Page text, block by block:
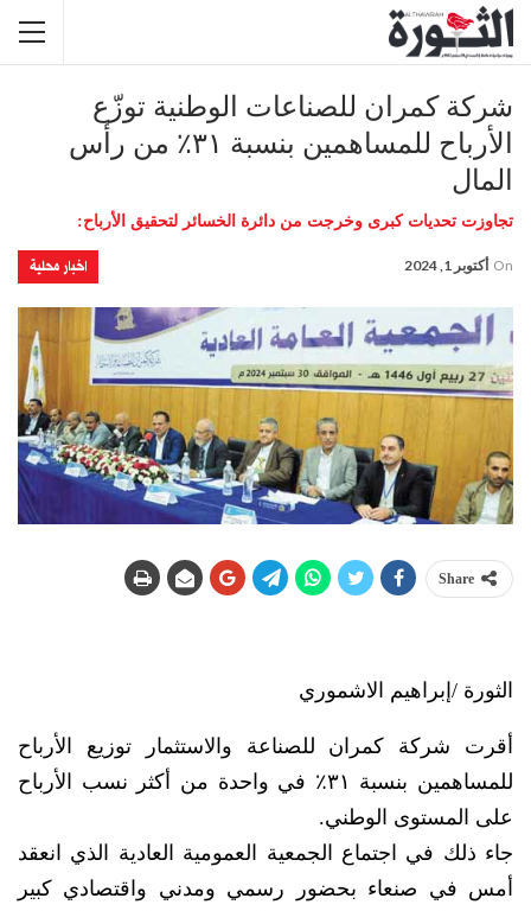
شركة كمران للصناعات الوطنية توزّع
الأرباح للمساهمين بنسبة ٣١٪ من رأس
المال
تجاوزت تحديات كبرى وخرجت من دائرة الخسائر لتحقيق الأرباح:
اخبار محلية On أكتوبر 1, 2024
Share
الثورة /إبراهيم الاشموري
أقرت شركة كمران للصناعة والاستثمار توزيع الأرباح
للمساهمين بنسبة ٣١٪ في واحدة من أكثر نسب الأرباح
على المستوى الوطني.
جاء ذلك في اجتماع الجمعية العمومية العادية الذي انعقد
أمس في صنعاء بحضور رسمي ومدني واقتصادي كبير